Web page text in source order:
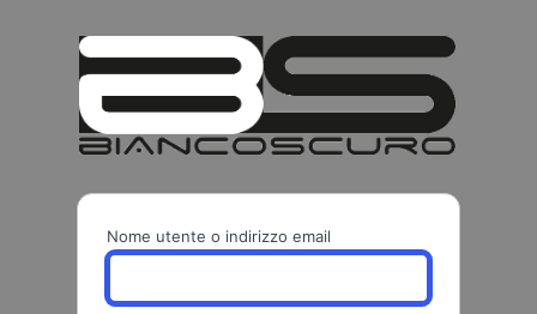
Nome utente o indirizzo email